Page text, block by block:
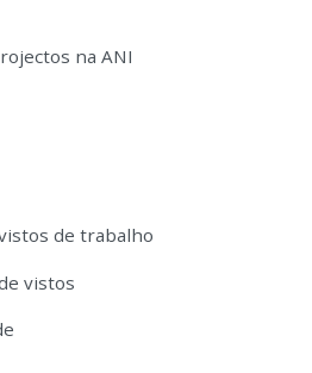
na ANI
de trabalho
vistos